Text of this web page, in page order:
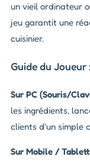
un vieil ordinateur
jeu garantit une
cuisinier.
Guide du
Sur PC (Souris/
les ingrédients,
clients d'un simple
Sur Mobile /